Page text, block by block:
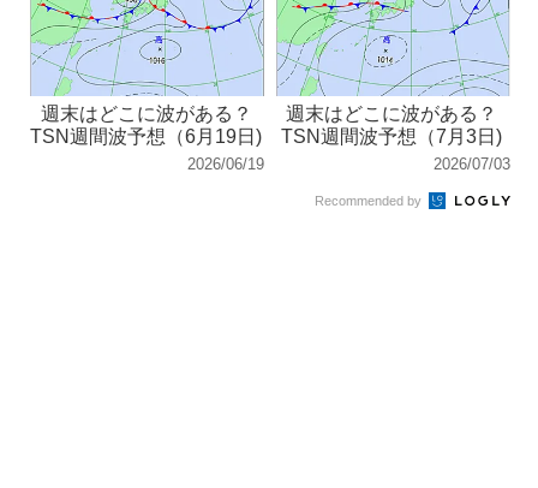
週末はどこに波がある？
TSN週間波予想（6月19日)
2026/06/19
週末はどこに波がある？
TSN週間波予想（7月3日)
2026/07/03
Recommended by